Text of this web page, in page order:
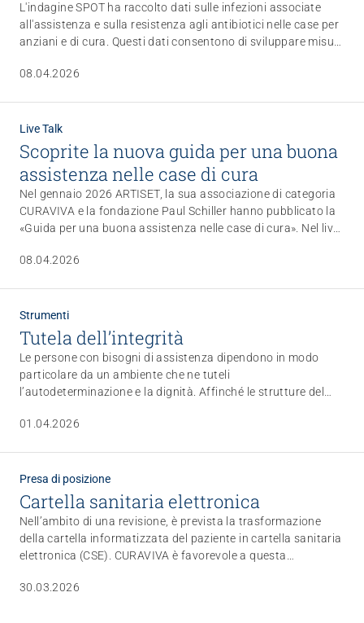
L'indagine SPOT ha raccolto dati sulle infezioni associate
all'assistenza e sulla resistenza agli antibiotici nelle case per
anziani e di cura. Questi dati consentono di sviluppare misure
08.04.2026
Live Talk
Scoprite la nuova guida per una buona
assistenza nelle case di cura
Nel gennaio 2026 ARTISET, la sua associazione di categoria
CURAVIVA e la fondazione Paul Schiller hanno pubblicato la
«Guida per una buona assistenza nelle case di cura». Nel live
rinomati esperti vi presenteranno la guida. Iscrivetevi ora.
08.04.2026
Strumenti
Tutela dell’integrità
Le persone con bisogni di assistenza dipendono in modo
particolare da un ambiente che ne tuteli
l’autodeterminazione e la dignità. Affinché le strutture del
requisiti, CURAVIVA offre strumenti ausiliari mirati. Scoprite
01.04.2026
Presa di posizione
Cartella sanitaria elettronica
Nell’ambito di una revisione, è prevista la trasformazione
della cartella informatizzata del paziente in cartella sanitaria
elettronica (CSE). CURAVIVA è favorevole a questa
istituti di cura. Presto CURAVIVA discuterà di soluzioni
30.03.2026